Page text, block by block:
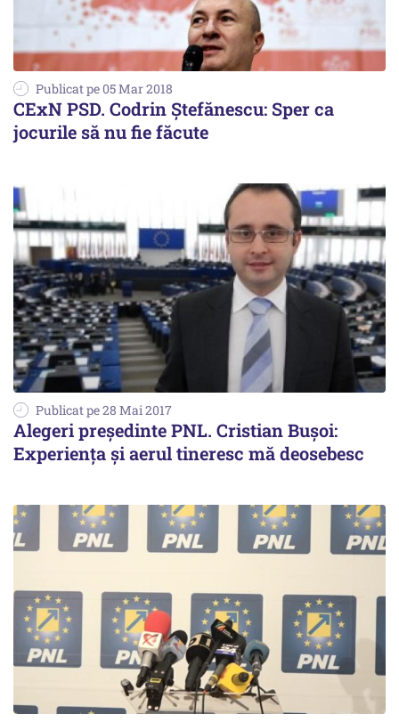
Publicat pe 05 Mar 2018
CExN PSD. Codrin Ștefănescu: Sper ca
jocurile să nu fie făcute
Publicat pe 28 Mai 2017
Alegeri președinte PNL. Cristian Bușoi:
Experiența și aerul tineresc mă deosebesc